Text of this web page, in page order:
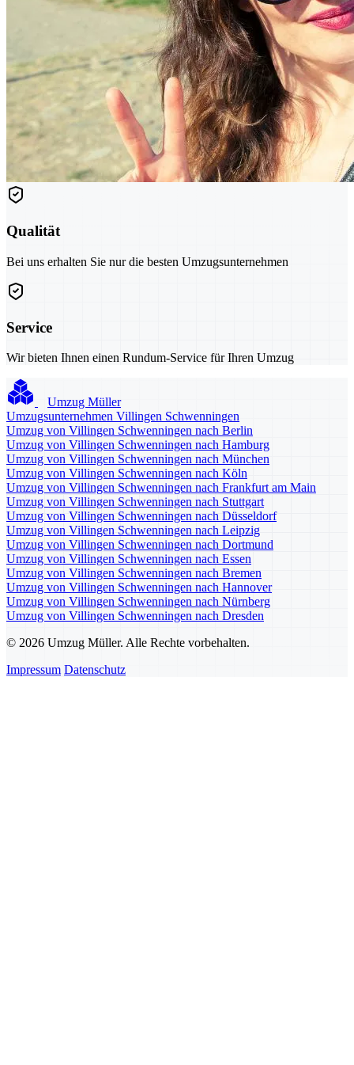
Qualität
Bei uns erhalten Sie nur die besten Umzugsunternehmen
Service
Wir bieten Ihnen einen Rundum-Service für Ihren Umzug
Umzug Müller
Umzugsunternehmen Villingen Schwenningen
Umzug von Villingen Schwenningen nach Berlin
Umzug von Villingen Schwenningen nach Hamburg
Umzug von Villingen Schwenningen nach München
Umzug von Villingen Schwenningen nach Köln
Umzug von Villingen Schwenningen nach Frankfurt am Main
Umzug von Villingen Schwenningen nach Stuttgart
Umzug von Villingen Schwenningen nach Düsseldorf
Umzug von Villingen Schwenningen nach Leipzig
Umzug von Villingen Schwenningen nach Dortmund
Umzug von Villingen Schwenningen nach Essen
Umzug von Villingen Schwenningen nach Bremen
Umzug von Villingen Schwenningen nach Hannover
Umzug von Villingen Schwenningen nach Nürnberg
Umzug von Villingen Schwenningen nach Dresden
© 2026 Umzug Müller. Alle Rechte vorbehalten.
Impressum Datenschutz